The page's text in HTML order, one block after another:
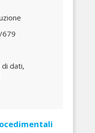
679
dati,